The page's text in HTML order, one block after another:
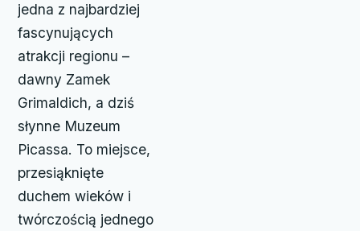
jedna z najbardziej
fascynujących
atrakcji regionu –
dawny Zamek
Grimaldich, a dziś
słynne Muzeum
Picassa. To miejsce,
przesiąknięte
duchem wieków i
twórczością jednego